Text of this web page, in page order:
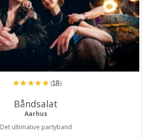
(18)
Båndsalat
Aarhus
Det ultimative partyband